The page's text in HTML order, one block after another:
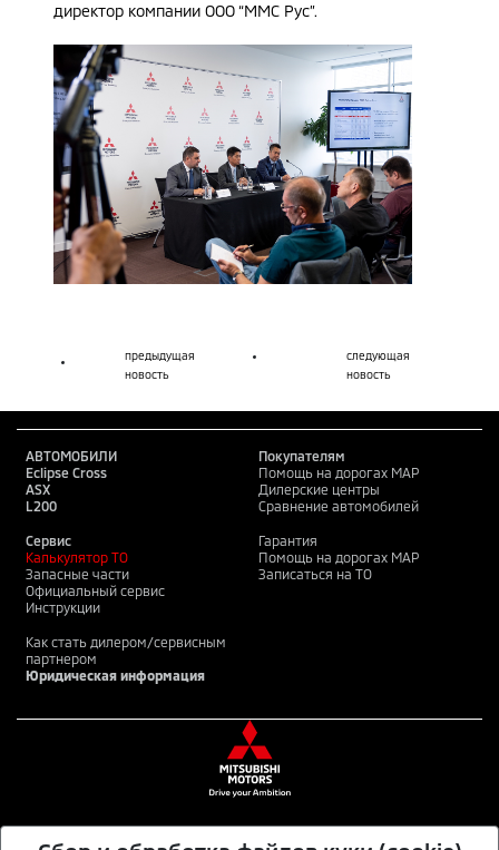
директор компании ООО “ММС Рус”.
предыдущая
новость
следующая
новость
АВТОМОБИЛИ
Eclipse Cross
ASX
L200
Покупателям
Помощь на дорогах MAP
Дилерские центры
Сравнение автомобилей
Сервис
Калькулятор ТО
Запасные части
Официальный сервис
Инструкции
Гарантия
Помощь на дорогах MAP
Записаться на ТО
Как стать дилером/сервисным
партнером
Юридическая информация